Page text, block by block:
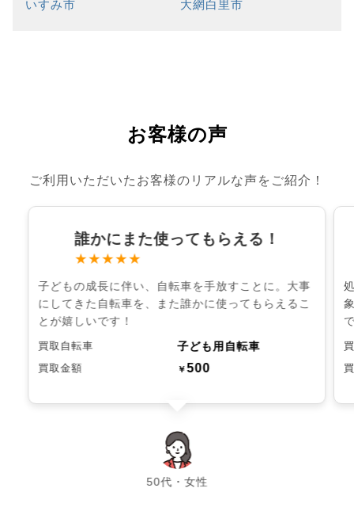
いすみ市 大網白里市
お客様の声
ご利用いただいたお客様のリアルな声をご紹介！
誰かにまた使ってもらえる！
★★★★★
子どもの成長に伴い、自転車を手放すことに。大事
にしてきた自転車を、また誰かに使ってもらえるこ
とが嬉しいです！
買取自転車 子ども用自転車
買取金額 ￥500
50代・女性
chevron_left chevron_right